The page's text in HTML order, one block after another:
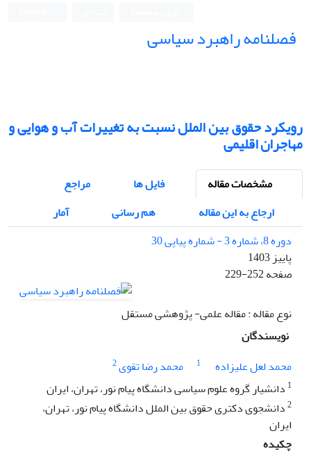
فصلنامه راهبرد سیاسی
رویکرد حقوق بین الملل نسبت به تغییرات آب و هوایی و
مهاجران اقلیمی
مشخصات مقاله فایل ها
مراجع
ارجاع به این مقاله
هم رسانی
آمار
دوره 8، شماره 3 - شماره پیاپی 30
پاییز 1403
صفحه229-252
نوع مقاله : مقاله علمی- پژوهشی مستقل
نویسندگان
محمد لعل علیزاده
1 محمد رضا تقوی2
1 دانشیار گروه علوم سیاسی دانشگاه پیام نور، تهران، ایران
2دانشجوی دکتری حقوق بین الملل دانشگاه پیام نور، تهران،
ایران
چکیده